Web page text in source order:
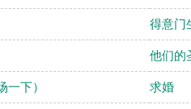
得意门
他们的
一下） 求婚